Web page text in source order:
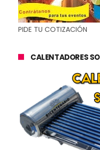
PIDE TU COTIZACIÓN
CALENTADORES